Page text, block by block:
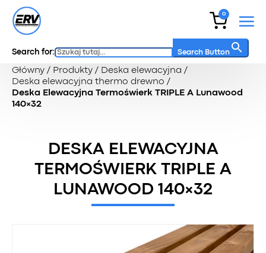
0
Search for: Search Button
Główny / Produkty / Deska elewacyjna /
Deska elewacyjna thermo drewno /
Deska Elewacyjna Termoświerk TRIPLE A Lunawood
140×32
DESKA ELEWACYJNA
TERMOŚWIERK TRIPLE A
LUNAWOOD 140×32